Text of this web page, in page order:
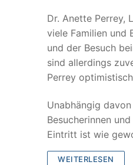
Dr. Anette Perrey,
viele Familien und
und der Besuch
sind allerdings
Perrey
Unabhängig
Besucherinnen
Eintritt ist wie
WEITERLESEN